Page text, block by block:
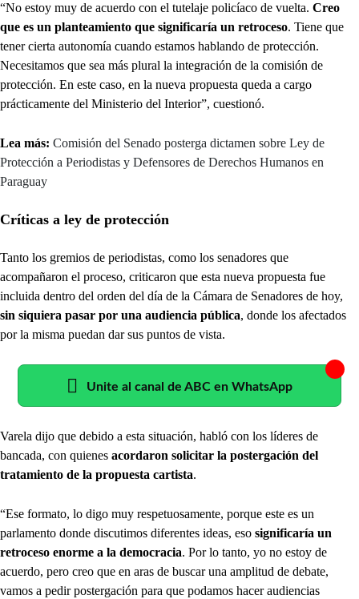
“No estoy muy de acuerdo con el tutelaje policíaco de vuelta. Creo
que es un planteamiento que significaría un retroceso. Tiene que
tener cierta autonomía cuando estamos hablando de protección.
Necesitamos que sea más plural la integración de la comisión de
protección. En este caso, en la nueva propuesta queda a cargo
prácticamente del Ministerio del Interior”, cuestionó.
Lea más: Comisión del Senado posterga dictamen sobre Ley de
Protección a Periodistas y Defensores de Derechos Humanos en
Paraguay
Críticas a ley de protección
Tanto los gremios de periodistas, como los senadores que
acompañaron el proceso, criticaron que esta nueva propuesta fue
incluida dentro del orden del día de la Cámara de Senadores de hoy,
sin siquiera pasar por una audiencia pública, donde los afectados
por la misma puedan dar sus puntos de vista.
Unite al canal de ABC en WhatsApp
Varela dijo que debido a esta situación, habló con los líderes de
bancada, con quienes acordaron solicitar la postergación del
tratamiento de la propuesta cartista.
“Ese formato, lo digo muy respetuosamente, porque este es un
parlamento donde discutimos diferentes ideas, eso significaría un
retroceso enorme a la democracia. Por lo tanto, yo no estoy de
acuerdo, pero creo que en aras de buscar una amplitud de debate,
vamos a pedir postergación para que podamos hacer audiencias